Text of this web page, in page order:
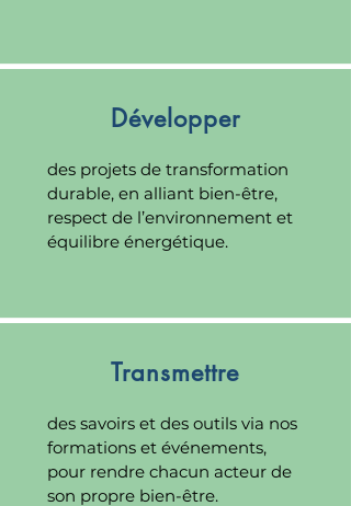
Développer
des projets de transformation
durable, en alliant bien-être,
respect de l’environnement et
équilibre énergétique.
Transmettre
des savoirs et des outils via nos
formations et événements,
pour rendre chacun acteur de
son propre bien-être.